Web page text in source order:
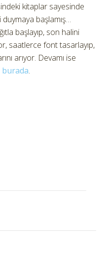
kitaplar sayesinde
başlamış…
başlayıp, son halini
saatlerce font tasarlayıp,
arıyor. Devamı ise
burada.